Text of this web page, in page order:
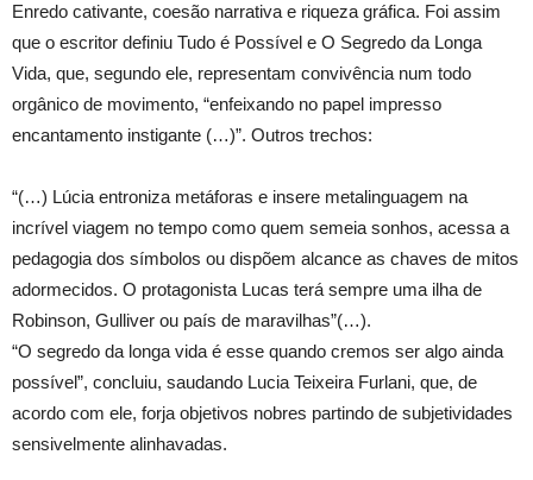
Enredo cativante, coesão narrativa e riqueza gráfica. Foi assim
que o escritor definiu Tudo é Possível e O Segredo da Longa
Vida, que, segundo ele, representam convivência num todo
orgânico de movimento, “enfeixando no papel impresso
encantamento instigante (…)”. Outros trechos:
“(…) Lúcia entroniza metáforas e insere metalinguagem na
incrível viagem no tempo como quem semeia sonhos, acessa a
pedagogia dos símbolos ou dispõem alcance as chaves de mitos
adormecidos. O protagonista Lucas terá sempre uma ilha de
Robinson, Gulliver ou país de maravilhas”(…).
“O segredo da longa vida é esse quando cremos ser algo ainda
possível”, concluiu, saudando Lucia Teixeira Furlani, que, de
acordo com ele, forja objetivos nobres partindo de subjetividades
sensivelmente alinhavadas.